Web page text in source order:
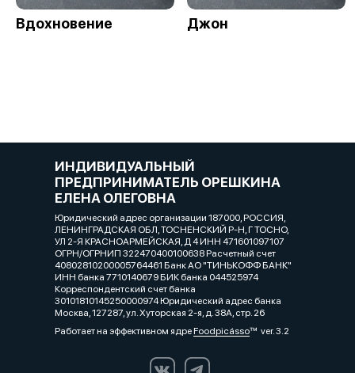
Вдохновение Джон
ИНДИВИДУАЛЬНЫЙ
ПРЕДПРИНИМАТЕЛЬ ОРЕШКИНА
ЕЛЕНА ОЛЕГОВНА
Юридический адрес организации 187000, РОССИЯ,
ЛЕНИНГРАДСКАЯ ОБЛ, ТОСНЕНСКИЙ Р-Н, Г ТОСНО,
УЛ 2-Я КРАСНОАРМЕЙСКАЯ, Д 4 ИНН 471601097107
ОГРН/ОГРНИП 322470400100638 Расчетный счет
40802810200005764461 Банк АО "ТИНЬКОФФ БАНК"
ИНН банка 7710140679 БИК банка 044525974
Корреспондентский счет банка
30101810145250000974 Юридический адрес банка
Москва, 127287, ул. Хуторская 2-я, д. 38А, стр. 26
Работает на эффективном ядреFoodpicássover. 3.2